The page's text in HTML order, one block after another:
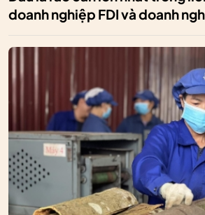
doanh nghiệp FDI và doanh